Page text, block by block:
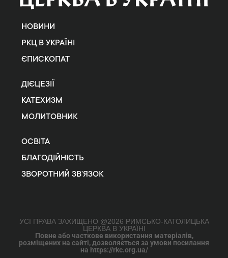
НОВИНИ
РКЦ В УКРАЇНІ
ЄПИСКОПАТ
ДІЄЦЕЗІЇ
КАТЕХИЗМ
МОЛИТОВНИК
ОСВІТА
БЛАГОДІЙНІСТЬ
ЗВОРОТНИЙ ЗВ’ЯЗОК
УСІ ПРАВА ЗАХИЩЕНО @2026 РИМСЬКО-КАТОЛИЦЬКА
ЦЕРКВА В УКРАЇНІ
Повне або часткове використання матеріалів,
розміщених на сайті, дозволяється за умови посилання
на https://rkc.org.ua/